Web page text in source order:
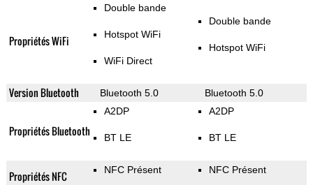
Propriétés WiFi
Double bande
Hotspot WiFi
WiFi Direct
Double bande
Hotspot WiFi
Version Bluetooth Bluetooth 5.0 Bluetooth 5.0
Propriétés Bluetooth
A2DP
BT LE
A2DP
BT LE
Propriétés NFC NFC Présent NFC Présent